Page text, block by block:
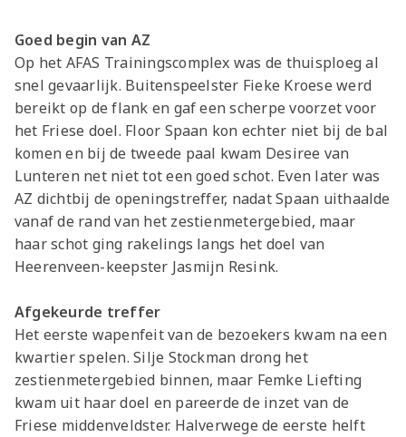
Goed begin van AZ
Op het AFAS Trainingscomplex was de thuisploeg al
snel gevaarlijk. Buitenspeelster Fieke Kroese werd
bereikt op de flank en gaf een scherpe voorzet voor
het Friese doel. Floor Spaan kon echter niet bij de bal
komen en bij de tweede paal kwam Desiree van
Lunteren net niet tot een goed schot. Even later was
AZ dichtbij de openingstreffer, nadat Spaan uithaalde
vanaf de rand van het zestienmetergebied, maar
haar schot ging rakelings langs het doel van
Heerenveen-keepster Jasmijn Resink.
Afgekeurde treffer
Het eerste wapenfeit van de bezoekers kwam na een
kwartier spelen. Silje Stockman drong het
zestienmetergebied binnen, maar Femke Liefting
kwam uit haar doel en pareerde de inzet van de
Friese middenveldster. Halverwege de eerste helft